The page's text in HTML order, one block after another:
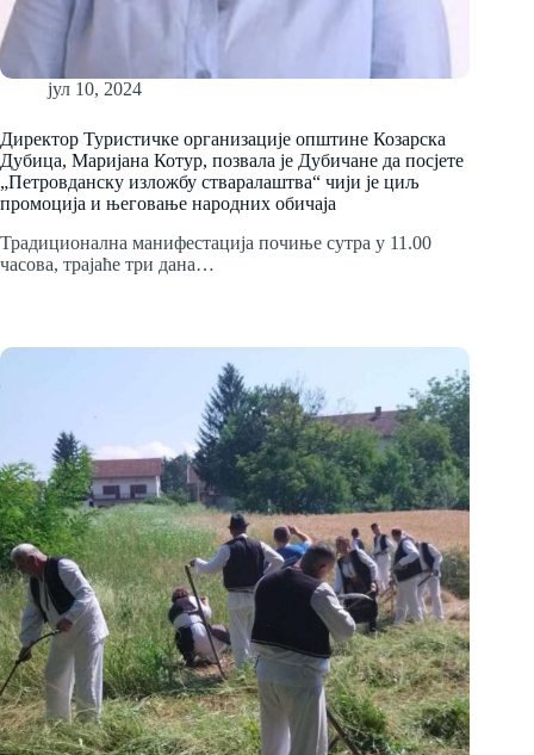
јул 10, 2024
Директор Туристичке организације општине Козарска
Дубица, Маријана Котур, позвала је Дубичане да посјете
„Петровданску изложбу стваралаштва“ чији је циљ
промоција и његовање народних обичаја
Традиционална манифестација почиње сутра у 11.00
часова, трајаће три дана…